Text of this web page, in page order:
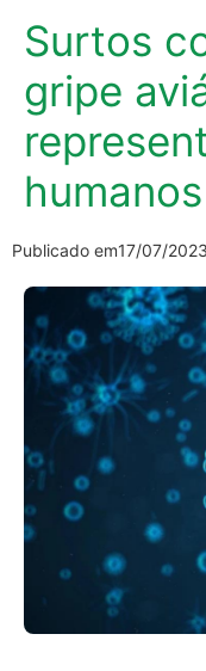
Surtos
gripe
humanos
Publicado em17/07/2023